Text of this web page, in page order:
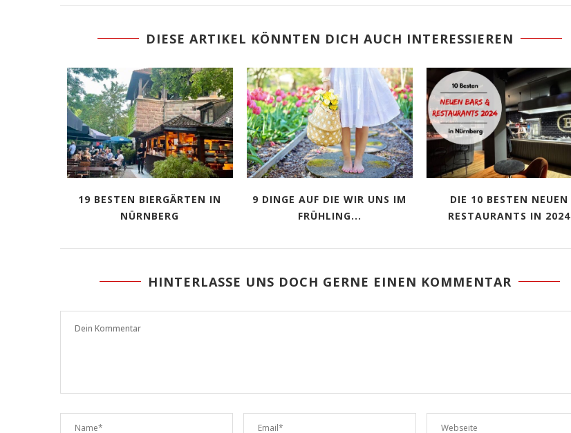
DIESE ARTIKEL KÖNNTEN DICH AUCH INTERESSIEREN
19 BESTEN BIERGÄRTEN IN
NÜRNBERG
9 DINGE AUF DIE WIR UNS IM
FRÜHLING...
DIE 10 BESTEN NEUEN
RESTAURANTS IN 2024
HINTERLASSE UNS DOCH GERNE EINEN KOMMENTAR